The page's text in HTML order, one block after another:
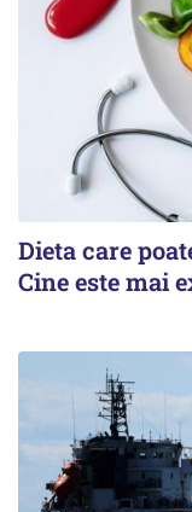
Dieta care
Cine este mai